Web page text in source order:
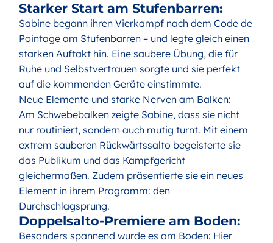
Starker Start am Stufenbarren:
Sabine begann ihren Vierkampf nach dem Code de
Pointage am Stufenbarren – und legte gleich einen
starken Auftakt hin. Eine saubere Übung, die für
Ruhe und Selbstvertrauen sorgte und sie perfekt
auf die kommenden Geräte einstimmte.
Neue Elemente und starke Nerven am Balken:
Am Schwebebalken zeigte Sabine, dass sie nicht
nur routiniert, sondern auch mutig turnt. Mit einem
extrem sauberen Rückwärtssalto begeisterte sie
das Publikum und das Kampfgericht
gleichermaßen. Zudem präsentierte sie ein neues
Element in ihrem Programm: den
Durchschlagsprung.
Doppelsalto-Premiere am Boden:
Besonders spannend wurde es am Boden: Hier